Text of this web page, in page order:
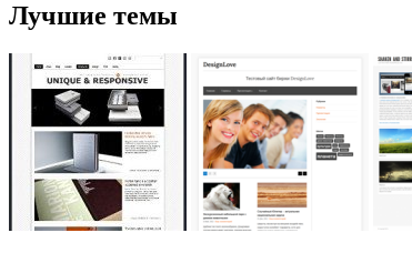
Лучшие темы